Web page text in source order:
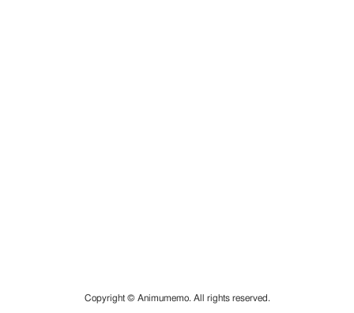
Copyright © Animumemo. All rights reserved.